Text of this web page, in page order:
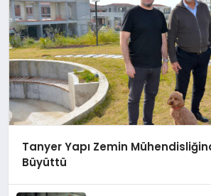
Tanyer Yapı Zemin
Büyüttü